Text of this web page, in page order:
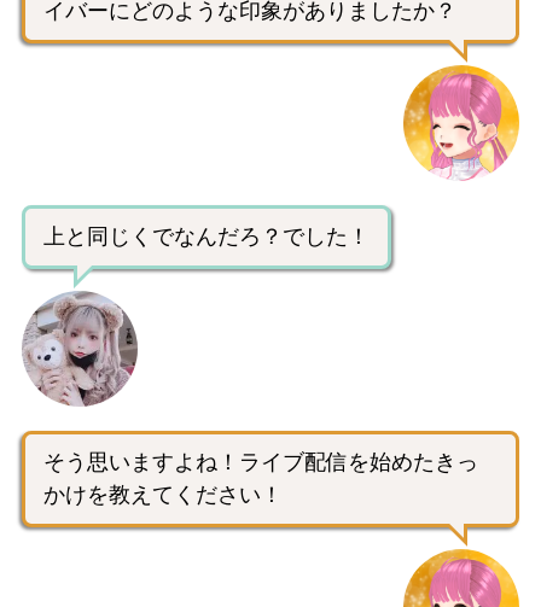
イバーにどのような印象がありましたか？
上と同じくでなんだろ？でした！
そう思いますよね！ライブ配信を始めたきっ
かけを教えてください！